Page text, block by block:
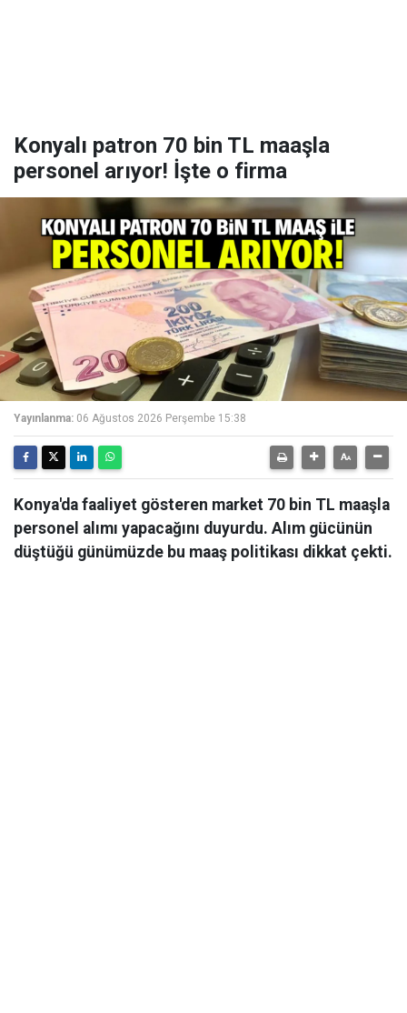
Konyalı patron 70 bin TL maaşla
personel arıyor! İşte o firma
Yayınlanma: 06 Ağustos 2026 Perşembe 15:38
Konya'da faaliyet gösteren market 70 bin TL maaşla
personel alımı yapacağını duyurdu. Alım gücünün
düştüğü günümüzde bu maaş politikası dikkat çekti.